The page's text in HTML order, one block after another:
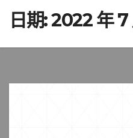
日期:2022 年 7